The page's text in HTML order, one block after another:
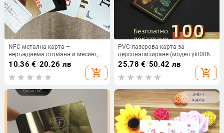
NFC метална карта –
неръждаема стомана и месинг,
текстурирана лъскава
повърхност, модел Cxj-jr01,
Mingjia карта за близост и VIP
10.36 €/20.26 лв
add_shopping_cart
PVC лазерова карта за
персонализиране (модел ykt006;
PVC материал; марка ecatoo;
персонализирано; работна
температура -30°C до 70°C)
25.78 €/50.42 лв
add_shopping_cart